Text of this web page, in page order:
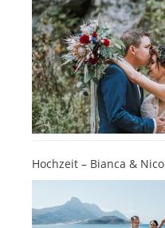
Hochzeit – Bianca & Nico